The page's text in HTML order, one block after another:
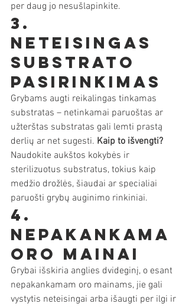
per daug jo nesušlapinkite.
3.
Neteisingas
substrato
pasirinkimas
Grybams augti reikalingas tinkamas
substratas – netinkamai paruoštas ar
užterštas substratas gali lemti prastą
derlių ar net sugesti. Kaip to išvengti?
Naudokite aukštos kokybės ir
sterilizuotus substratus, tokius kaip
medžio drožlės, šiaudai ar specialiai
paruošti grybų auginimo rinkiniai.
4.
Nepakankama
oro mainai
Grybai išskiria anglies dvideginį, o esant
nepakankamam oro mainams, jie gali
vystytis neteisingai arba išaugti per ilgi ir